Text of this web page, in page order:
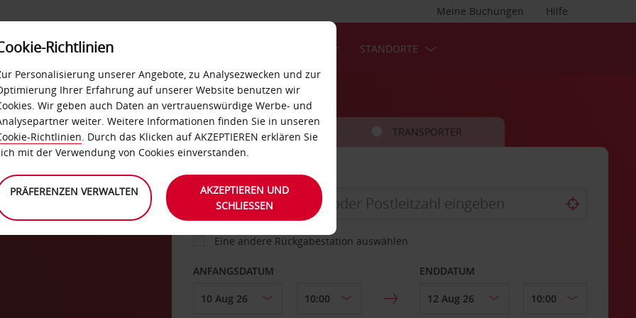
Hilfe
Meine Buchungen
SELF-SERVICES STANDORTE
FAHRZEUG TRANSPORTER
ABHOLEN VON
Eine andere Rückgabestation auswählen
ANFANGSDATUM ENDDATUM
Richtlinien
Personalisierung unserer Angebote, zu Analysezwecken und zur
Ihrer Erfahrung auf unserer Website benutzen wir
Wir geben auch Daten an vertrauenswürdige Werbe- und
weiter. Weitere Informationen finden Sie in unseren
Richtlinien. Durch das Klicken auf AKZEPTIEREN erklären Sie
mit der Verwendung von Cookies einverstanden.
PRÄFERENZEN VERWALTEN
AKZEPTIEREN UND
SCHLIESSEN